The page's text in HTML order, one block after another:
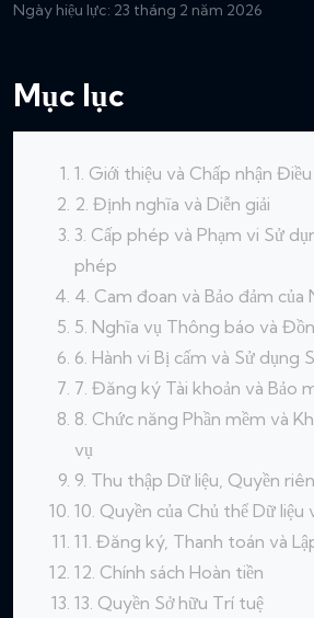
Ngày hiệu lực: 23 tháng 2 năm 2026
Mục lục
1. Giới thiệu và Chấp nhận
2. Định nghĩa và Diễn giải
3. Cấp phép và Phạm vi Sử
phép
4. Cam đoan và Bảo đảm của
5. Nghĩa vụ Thông báo và
6. Hành vi Bị cấm và Sử dụng
7. Đăng ký Tài khoản và Bảo
8. Chức năng Phần mềm và
vụ
9. Thu thập Dữ liệu, Quyền
10. Quyền của Chủ thể Dữ liệu
11. Đăng ký, Thanh toán và
12. Chính sách Hoàn tiền
13. Quyền Sở hữu Trí tuệ